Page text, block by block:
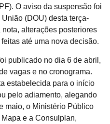
O aviso da suspensão foi
(DOU) desta terça-
alterações posteriores
até uma nova decisão.
publicado no dia 6 de abril,
vagas e no cronograma.
estabelecida para o início
pelo adiamento, alegando
maio, o Ministério Público
e a Consulplan,